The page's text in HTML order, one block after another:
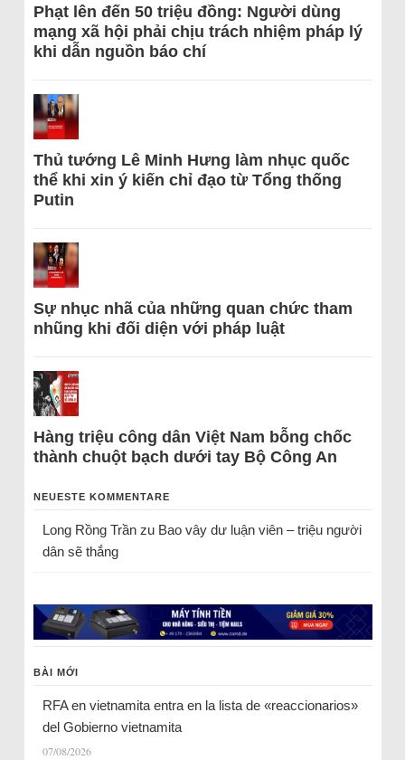
Phạt lên đến 50 triệu đồng: Người dùng
mạng xã hội phải chịu trách nhiệm pháp lý
khi dẫn nguồn báo chí
Thủ tướng Lê Minh Hưng làm nhục quốc
thể khi xin ý kiến chỉ đạo từ Tổng thống
Putin
Sự nhục nhã của những quan chức tham
nhũng khi đối diện với pháp luật
Hàng triệu công dân Việt Nam bỗng chốc
thành chuột bạch dưới tay Bộ Công An
NEUESTE KOMMENTARE
Long Rồng Trầnzu Bao vây dư luận viên – triệu người
dân sẽ thắng
BÀI MỚI
RFA en vietnamita entra en la lista de «reaccionarios»
del Gobierno vietnamita
07/08/2026